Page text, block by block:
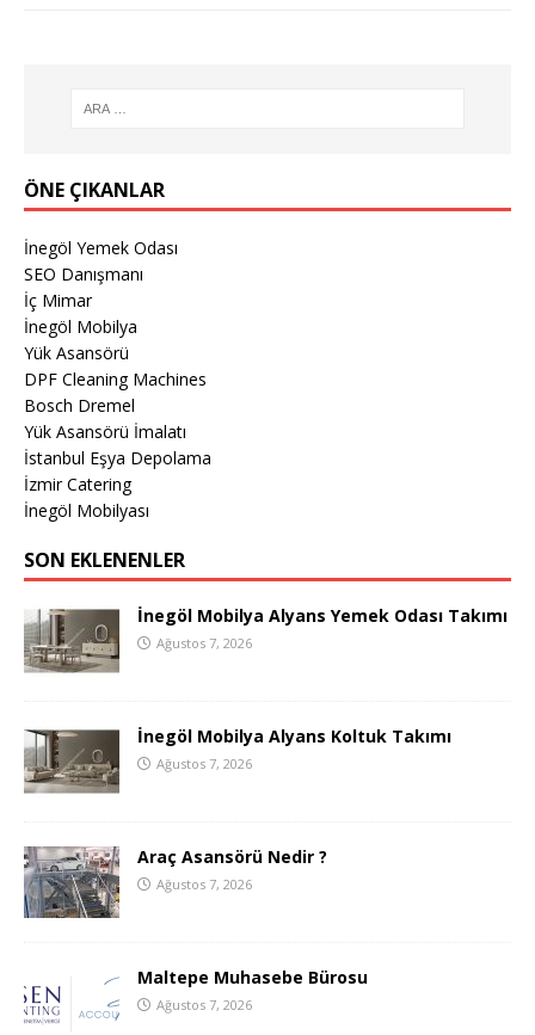
ÖNE ÇIKANLAR
İnegöl Yemek Odası
SEO Danışmanı
İç Mimar
İnegöl Mobilya
Yük Asansörü
DPF Cleaning Machines
Bosch Dremel
Yük Asansörü İmalatı
İstanbul Eşya Depolama
İzmir Catering
İnegöl Mobilyası
SON EKLENENLER
İnegöl Mobilya Alyans Yemek Odası Takımı
Ağustos 7, 2026
İnegöl Mobilya Alyans Koltuk Takımı
Ağustos 7, 2026
Araç Asansörü Nedir ?
Ağustos 7, 2026
Maltepe Muhasebe Bürosu
Ağustos 7, 2026